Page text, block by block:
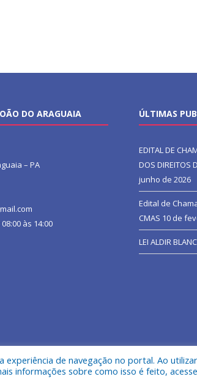
DO ARAGUAIA
– PA
às 14:00
ÚLTIMAS
EDITAL DE
DOS DIREITOS
junho de 2026
Edital de
CMAS 10 de
LEI ALDIR BLANC
a Prefeitura Municipal de São João do Araguaia.
experiência de navegação no portal. Ao
informações sobre como isso é feito,